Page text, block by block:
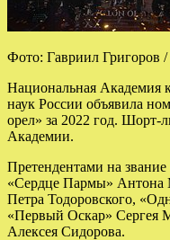
Фото: Гавриил Григоров
Национальная Академия
наук России объявила
орел» за 2022 год. Шорт-
Академии.
Претендентами на
«Сердце Пармы» Антона
Петра Тодоровского,
«Первый Оскар» Сергея
Алексея Сидорова.